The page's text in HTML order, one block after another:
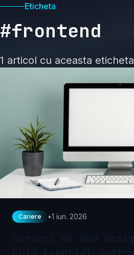
Eticheta
#frontend
1 articol cu aceasta eticheta
Cariere •1 iun. 2026